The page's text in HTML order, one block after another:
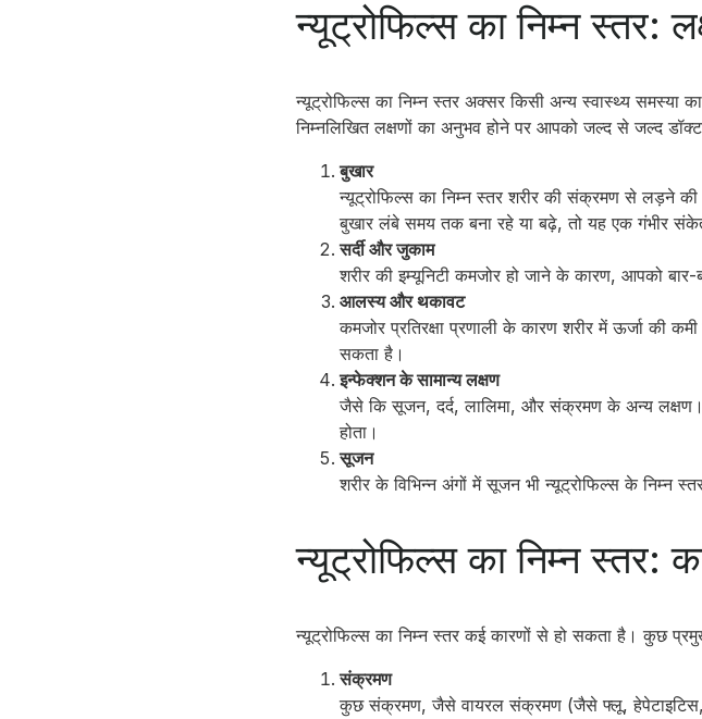
न्यूट्रोफिल्स का निम्न स्तर:
न्यूट्रोफिल्स का निम्न स्तर अक्सर किसी अन्य स्वास्थ्य
निम्नलिखित लक्षणों का अनुभव होने पर आपको जल्द से जल्द
बुखार
न्यूट्रोफिल्स का निम्न स्तर शरीर की संक्रमण से लड़ने
बुखार लंबे समय तक बना रहे या बढ़े, तो यह एक गंभीर
सर्दी और जुकाम
शरीर की इम्यूनिटी कमजोर हो जाने के कारण, आपको
आलस्य और थकावट
कमजोर प्रतिरक्षा प्रणाली के कारण शरीर में ऊर्जा की
सकता है।
इन्फेक्शन के सामान्य लक्षण
जैसे कि सूजन, दर्द, लालिमा, और संक्रमण के अन्य लक्षण।
होता।
सूजन
शरीर के विभिन्न अंगों में सूजन भी न्यूट्रोफिल्स के निम्न
न्यूट्रोफिल्स का निम्न स्तर:
न्यूट्रोफिल्स का निम्न स्तर कई कारणों से हो सकता है। कुछ
संक्रमण
कुछ संक्रमण, जैसे वायरल संक्रमण (जैसे फ्लू,